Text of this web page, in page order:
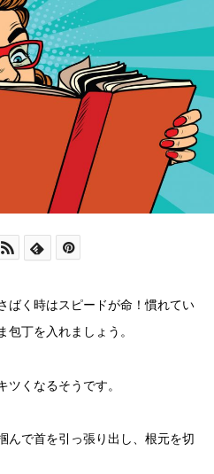
ばく時はスピードが命！慣れてい
包丁を入れましょう。
くなるそうです。
んで首を引っ張り出し、根元を切